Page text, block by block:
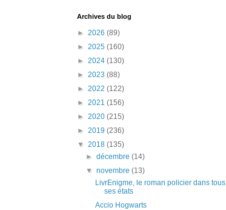
Archives du blog
► 2026 (89)
► 2025 (160)
► 2024 (130)
► 2023 (88)
► 2022 (122)
► 2021 (156)
► 2020 (215)
► 2019 (236)
▼ 2018 (135)
►décembre(14)
▼novembre(13)
LivrEnigme, le roman policier dans tous
ses états
Accio Hogwarts